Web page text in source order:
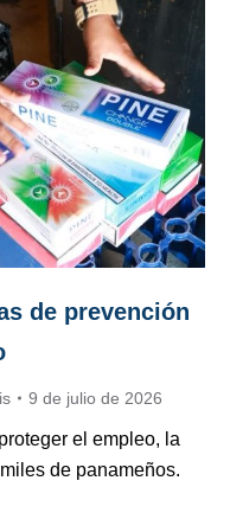
de prevención
9 de julio de 2026
el empleo, la
de panameños.